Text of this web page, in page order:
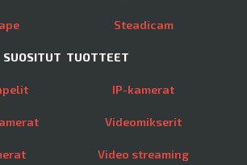
Steadicam
SUOSITUT TUOTTEET
IP-kamerat
Videomikserit
Video streaming